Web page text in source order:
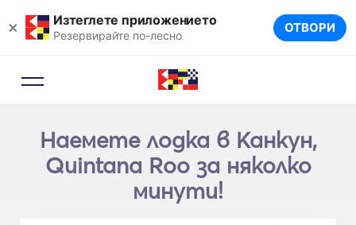
× Изтеглете приложението
Резервирайте по-лесно ОТВОРИ
Наемете лодка в Канкун,
Quintana Roo за няколко
минути!